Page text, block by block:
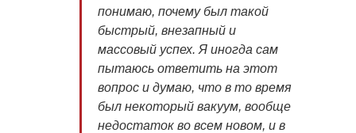
понимаю, почему был такой
быстрый, внезапный и
массовый успех. Я иногда сам
пытаюсь ответить на этот
вопрос и думаю, что в то время
был некоторый вакуум, вообще
недостаток во всем новом, и в